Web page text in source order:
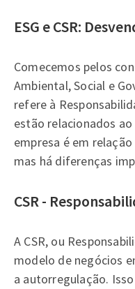
ESG e CSR:
Comecemos pelos
Ambiental, Social e
refere à
estão relacionados
empresa é em
mas há diferenças
CSR -
A CSR, ou
modelo de negócios
a autorregulação.